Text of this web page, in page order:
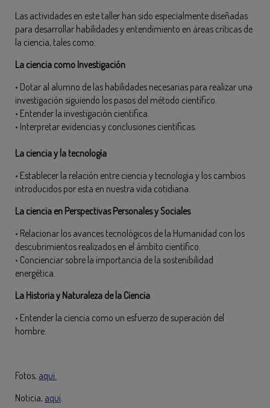
Las actividades en este taller han sido especialmente diseñadas
para desarrollar habilidades y entendimiento en áreas críticas de
la ciencia, tales como:
La ciencia como Investigación
• Dotar al alumno de las habilidades necesarias para realizar una
investigación siguiendo los pasos del método científico.
• Entender la investigación científica.
• Interpretar evidencias y conclusiones científicas.
La ciencia y la tecnología
• Establecer la relación entre ciencia y tecnología y los cambios
introducidos por esta en nuestra vida cotidiana.
La ciencia en Perspectivas Personales y Sociales
• Relacionar los avances tecnológicos de la Humanidad con los
descubrimientos realizados en el ámbito científico.
• Concienciar sobre la importancia de la sostenibilidad
energética.
La Historia y Naturaleza de la Ciencia
• Entender la ciencia como un esfuerzo de superación del
hombre.
Fotos, aquí.
Noticia, aquí